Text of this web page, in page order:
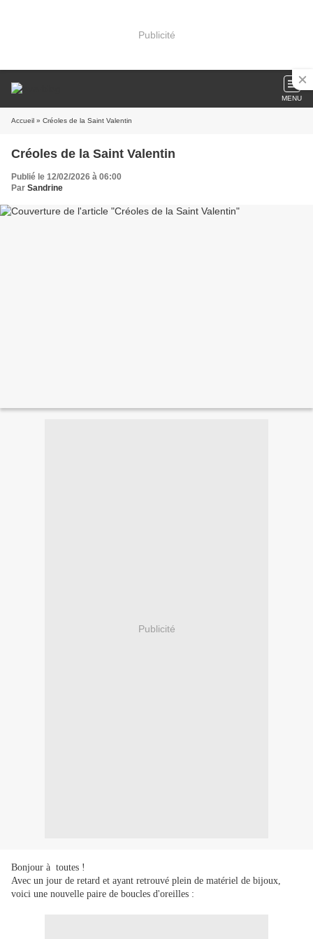
Publicité
MENU
Accueil » Créoles de la Saint Valentin
Créoles de la Saint Valentin
Publié le 12/02/2026 à 06:00
Par Sandrine
Publicité
Bonjour à toutes !
Avec un jour de retard et ayant retrouvé plein de matériel de bijoux,
voici une nouvelle paire de boucles d'oreilles :